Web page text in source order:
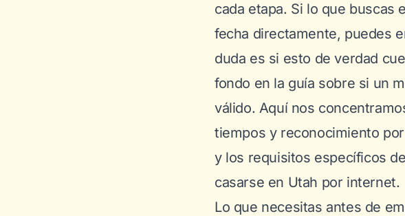
cada etapa. Si lo que buscas
fecha directamente, puedes
duda es si esto de verdad
fondo en la guía sobre si un
válido. Aquí nos
tiempos y reconocimiento
y los requisitos específicos
casarse en Utah por internet.
Lo que necesitas antes de